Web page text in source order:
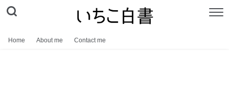
Home About me Contact me